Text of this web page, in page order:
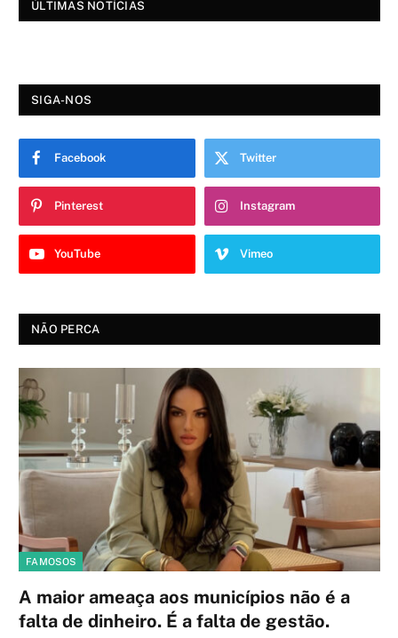
ÚLTIMAS NOTÍCIAS
SIGA-NOS
Facebook Twitter
Pinterest Instagram
YouTube Vimeo
NÃO PERCA
FAMOSOS
A maior ameaça aos municípios não é a
falta de dinheiro. É a falta de gestão.